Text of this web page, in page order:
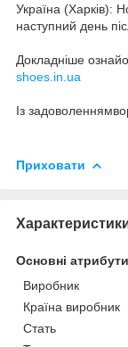
Україна (Харків):
наступний день
Докладніше
shoes.in.ua
Із
Приховати
Основні атрибути
Виробник
Країна виробник
Стать